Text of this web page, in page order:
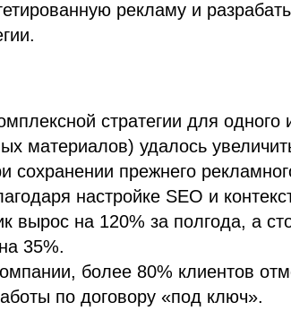
рекламу и
стратегии для одного
материалов) удалось
сохранении прежнего
настройке SEO и
вырос на 120% за полгода, а
35%.
более 80% клиентов
по договору «под ключ».